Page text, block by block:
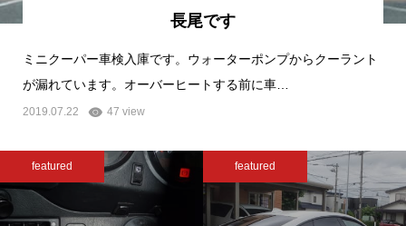
長尾です
ミニクーパー車検入庫です。ウォーターポンプからクーラント
が漏れています。オーバーヒートする前に車…
2019.07.22 47 view
featured featured